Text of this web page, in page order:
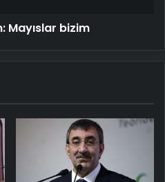
Mayıslar bizim